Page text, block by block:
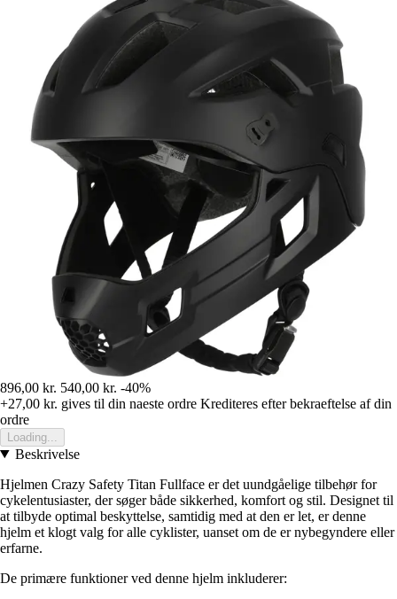
896,00 kr. 540,00 kr. -40%
+27,00 kr. gives til din naeste ordre Krediteres efter bekraeftelse af din
ordre
Loading...
Beskrivelse
Hjelmen Crazy Safety Titan Fullface er det uundgåelige tilbehør for
cykelentusiaster, der søger både sikkerhed, komfort og stil. Designet til
at tilbyde optimal beskyttelse, samtidig med at den er let, er denne
hjelm et klogt valg for alle cyklister, uanset om de er nybegyndere eller
erfarne.
De primære funktioner ved denne hjelm inkluderer: